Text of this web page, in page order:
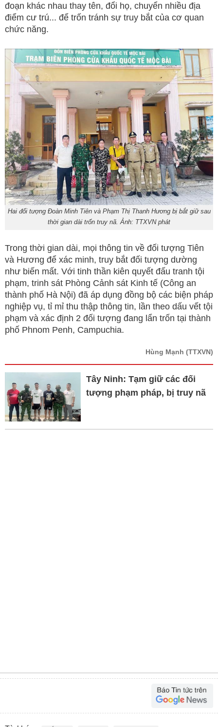
đoạn khác nhau thay tên, đổi họ, chuyển nhiều địa
điểm cư trú... để trốn tránh sự truy bắt của cơ quan
chức năng.
Hai đối tượng Đoàn Minh Tiên và Phạm Thị Thanh Hương bị bắt giữ sau
thời gian dài trốn truy nã. Ảnh: TTXVN phát
Trong thời gian dài, mọi thông tin về đối tượng Tiên
và Hương để xác minh, truy bắt đối tượng dường
như biến mất. Với tinh thần kiên quyết đấu tranh tội
phạm, trinh sát Phòng Cảnh sát Kinh tế (Công an
thành phố Hà Nội) đã áp dụng đồng bộ các biện pháp
nghiệp vụ, tỉ mỉ thu thập thông tin, lần theo dấu vết tội
phạm và xác định 2 đối tượng đang lẩn trốn tại thành
phố Phnom Penh, Campuchia.
Hùng Mạnh (TTXVN)
Tây Ninh: Tạm giữ các đối
tượng phạm pháp, bị truy nã